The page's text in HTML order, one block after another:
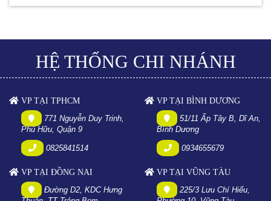
HỆ THỐNG CHI NHÁNH
VP TẠI TPHCM
771 Nguyễn Duy Trinh,
Phú Hữu, Quận 9
0825841514
VP TẠI BÌNH DƯƠNG
51/11 Ấp Tây B, Dĩ An,
Bình Dương
0934655679
VP TẠI ĐỒNG NAI
Đường D2, KDC Hưng
VP TẠI VŨNG TÀU
225/3 Lưu Chí Hiếu,